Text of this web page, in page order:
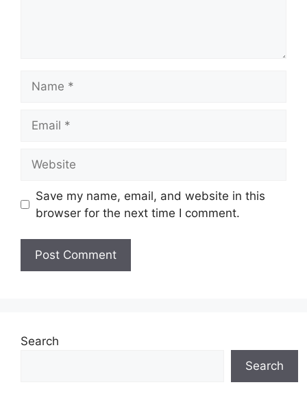
Save my name, email, and website in this
browser for the next time I comment.
Search
Search